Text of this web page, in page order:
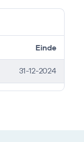
Einde
31-12-2024